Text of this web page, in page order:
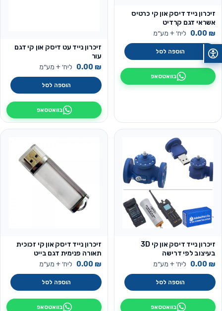
זיכרון נייד דיסק און קי כרטיס
אשראי דגם קרדיט
0.00 ₪ ליח׳ + מע״מ
הוספה לסל
בוואטסאפ
זיכרון נייד עט דיסק און קי דגם
עור
0.00 ₪ ליח׳ + מע״מ
הוספה לסל
בוואטסאפ
זיכרון נייד דיסק און קי 3D
בעיצוב לפי דרישה
0.00 ₪ ליח׳ + מע״מ
הוספה לסל
בוואטסאפ
זיכרון נייד דיסק און קי זכוכית
תאורה פנימית דגם בייט
0.00 ₪ ליח׳ + מע״מ
הוספה לסל
בוואטסאפ